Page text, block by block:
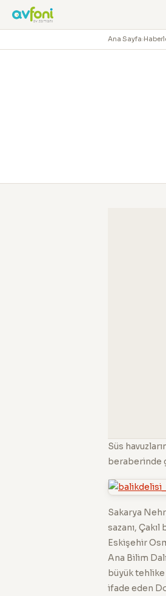
Ana Sayfa›
Süs
beraberinde
Sakarya
sazanı,
Eskişehir
Ana Bilim
büyük tehlike
ifade eden